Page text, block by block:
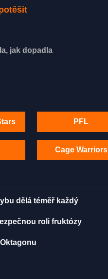
jak dopadla
PFL
Cage Warriors
dělá téměř každý
roli fruktózy